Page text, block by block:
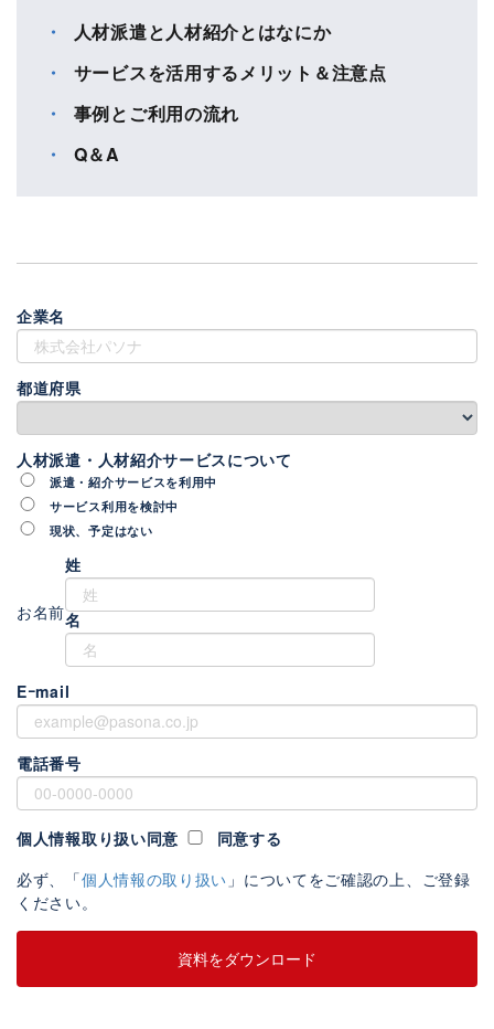
人材派遣と人材紹介とはなにか
サービスを活用するメリット＆注意点
事例とご利用の流れ
Q＆A
企業名
都道府県
人材派遣・人材紹介サービスについて
派遣・紹介サービスを利用中
サービス利用を検討中
現状、予定はない
お名前
姓
名
Eｰmail
電話番号
個人情報取り扱い同意
同意する
必ず、「個人情報の取り扱い 」についてをご確認の上、ご登録
ください。